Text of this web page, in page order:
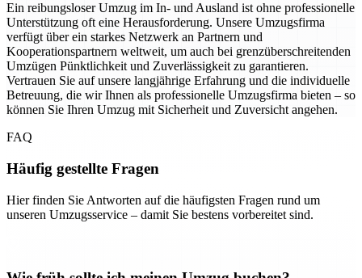
Ein reibungsloser Umzug im In- und Ausland ist ohne professionelle
Unterstützung oft eine Herausforderung. Unsere Umzugsfirma
verfügt über ein starkes Netzwerk an Partnern und
Kooperationspartnern weltweit, um auch bei grenzüberschreitenden
Umzügen Pünktlichkeit und Zuverlässigkeit zu garantieren.
Vertrauen Sie auf unsere langjährige Erfahrung und die individuelle
Betreuung, die wir Ihnen als professionelle Umzugsfirma bieten – so
können Sie Ihren Umzug mit Sicherheit und Zuversicht angehen.
FAQ
Häufig gestellte Fragen
Hier finden Sie Antworten auf die häufigsten Fragen rund um
unseren Umzugsservice – damit Sie bestens vorbereitet sind.